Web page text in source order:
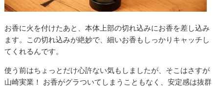
お香に火を付けたあと、本体上部の切れ込みにお香を差し込み
ます。この切れ込みが絶妙で、細いお香もしっかりキャッチし
てくれるんです。
使う前はちょっとだけ心許ない気もしましたが、そこはさすが
山崎実業！ お香がグラついてしまうこともなく、安定感は抜群